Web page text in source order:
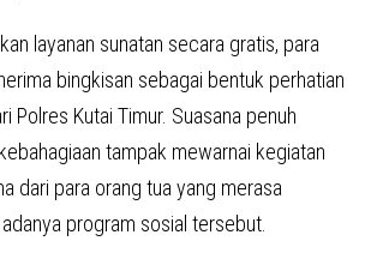
layanan sunatan secara gratis, para
bingkisan sebagai bentuk perhatian
Polres Kutai Timur. Suasana penuh
tampak mewarnai kegiatan
dari para orang tua yang merasa
program sosial tersebut.